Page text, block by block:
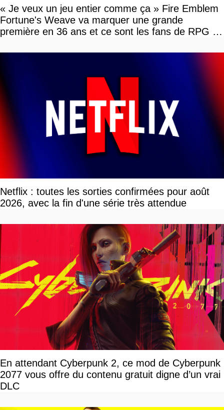
« Je veux un jeu entier comme ça » Fire Emblem
Fortune's Weave va marquer une grande
première en 36 ans et ce sont les fans de RPG en
Netflix : toutes les sorties confirmées pour août
2026, avec la fin d'une série très attendue
En attendant Cyberpunk 2, ce mod de Cyberpunk
2077 vous offre du contenu gratuit digne d’un vrai
DLC